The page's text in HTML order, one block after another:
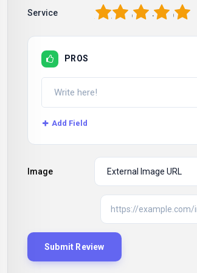
Service 5
4
3
2
PROS
Add Field
Image